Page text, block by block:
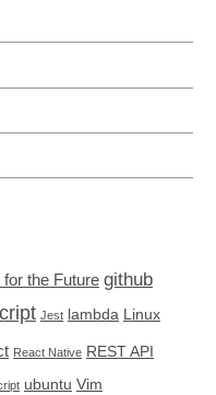
for the Future github
Jest lambda Linux
React Native REST API
ubuntu Vim